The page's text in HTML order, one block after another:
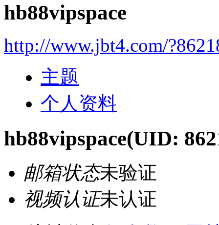
hb88vipspace
http://www.jbt4.com/
主题
个人资料
hb88vipspace(UID:
邮箱状态未验证
视频认证未认证